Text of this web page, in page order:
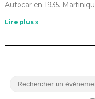
Autocar en 1935.
Lire plus »